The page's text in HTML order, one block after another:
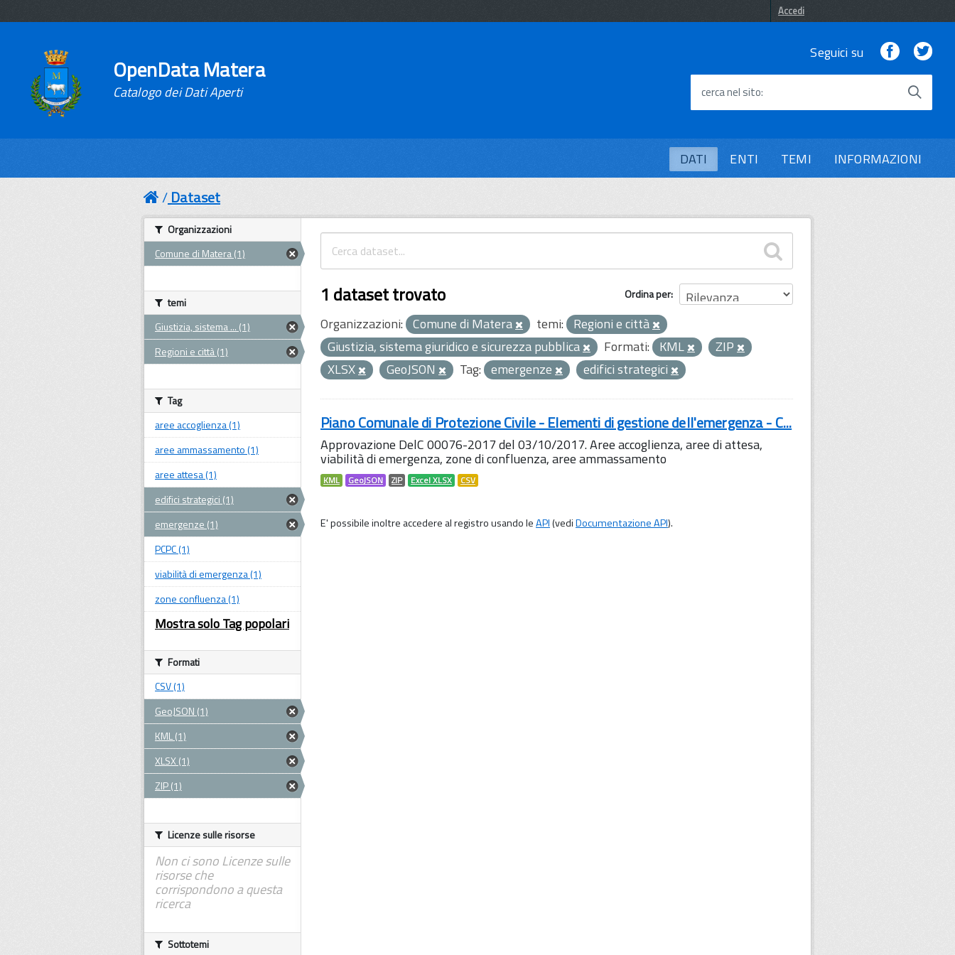
Accedi
OpenData Matera
Catalogo dei Dati Aperti
Seguici su Facebook
cerca nel sito
DATI ENTI TEMI INFORMAZIONI
Dataset
Ordina per
1 dataset trovato
Organizzazioni: Comune di Matera temi: Regioni e città
Giustizia, sistema giuridico e sicurezza pubblica
Formati: KML
ZIP
XLSX
GeoJSON Tag: emergenze edifici strategici
Piano Comunale di Protezione Civile - Elementi di gestione dell'emergenza - C...
Approvazione DelC 00076-2017 del 03/10/2017. Aree accoglienza, aree di attesa,
viabilità di emergenza, zone di confluenza, aree ammassamento
KML GeoJSON ZIP Excel XLSX CSV
E' possibile inoltre accedere al registro usando leAPI(vediDocumentazione API).
Organizzazioni
Comune di Matera (1)
temi
Giustizia, sistema ... (1)
Regioni e città (1)
Tag
aree accoglienza (1)
aree ammassamento (1)
aree attesa (1)
edifici strategici (1)
emergenze (1)
PCPC (1)
viabilità di emergenza (1)
zone confluenza (1)
Mostra solo Tag popolari
Formati
CSV (1)
GeoJSON (1)
KML (1)
XLSX (1)
ZIP (1)
Licenze sulle risorse
Non ci sono Licenze sulle
risorse che
corrispondono a questa
ricerca
Sottotemi